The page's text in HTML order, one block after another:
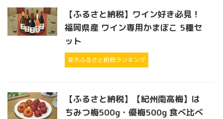
【ふるさと納税】ワイン好き必見！
福岡県産 ワイン専用かまぼこ 5種セ
ット
楽天ふるさと納税ランキング
【ふるさと納税】【紀州南高梅】は
ちみつ梅500g・優梅500g 食べ比べ